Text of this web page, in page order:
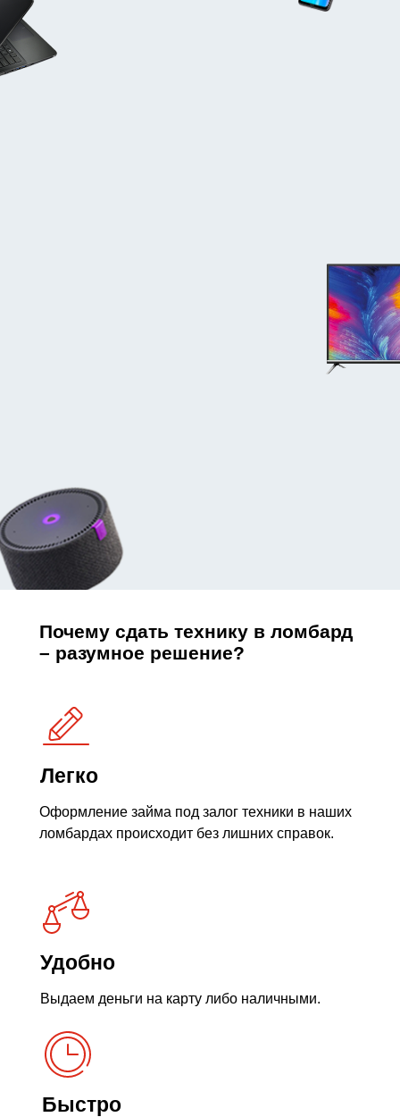
Почему сдать технику в ломбард
– разумное решение?
Легко
Быстро
Удобно
Оформление займа под залог техники в наших
ломбардах происходит без лишних справок.
Выдаем деньги на карту либо наличными.